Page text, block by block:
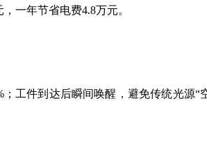
一年节省电费4.8万元。
件到达后瞬间唤醒，避免传统光源“